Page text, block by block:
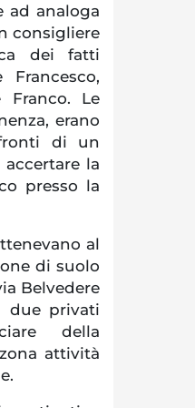
ad analoga
consigliere
dei fatti
Le
erano
di un
la
presso la
al
di suolo
Belvedere
due privati
della
attività